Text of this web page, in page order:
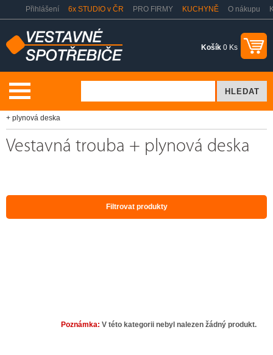
Přihlášení 6x STUDIO v ČR PRO FIRMY KUCHYNĚ O nákupu
Košík 0 Ks
+ plynová deska
Vestavná trouba + plynová deska
Filtrovat produkty
Poznámka: V této kategorii nebyl nalezen žádný produkt.